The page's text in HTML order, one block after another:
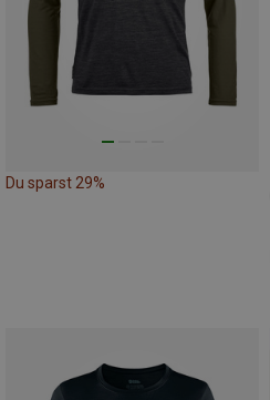
Du sparst 29%